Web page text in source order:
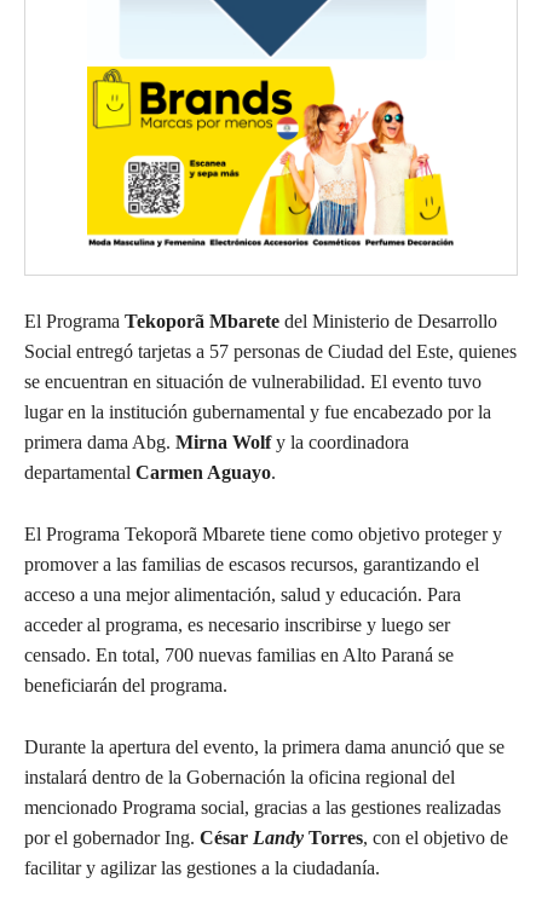
El Programa Tekoporã Mbarete del Ministerio de Desarrollo
Social entregó tarjetas a 57 personas de Ciudad del Este, quienes
se encuentran en situación de vulnerabilidad. El evento tuvo
lugar en la institución gubernamental y fue encabezado por la
primera dama Abg. Mirna Wolfy la coordinadora
departamental Carmen Aguayo.
El Programa Tekoporã Mbarete tiene como objetivo proteger y
promover a las familias de escasos recursos, garantizando el
acceso a una mejor alimentación, salud y educación. Para
acceder al programa, es necesario inscribirse y luego ser
censado. En total, 700 nuevas familias en Alto Paraná se
beneficiarán del programa.
Durante la apertura del evento, la primera dama anunció que se
instalará dentro de la Gobernación la oficina regional del
mencionado Programa social, gracias a las gestiones realizadas
por el gobernador Ing. César Landy Torres, con el objetivo de
facilitar y agilizar las gestiones a la ciudadanía.